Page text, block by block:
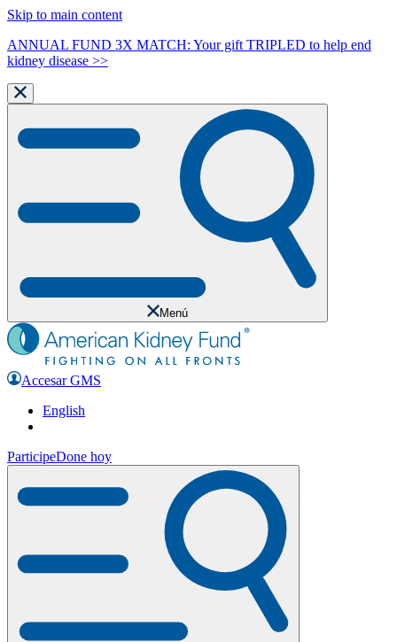
Skip to main content
ANNUAL FUND 3X MATCH: Your gift TRIPLED to help end
kidney disease >>
Menú
Accesar GMS
English
ParticipeDone hoy